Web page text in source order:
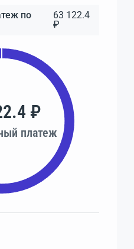
по
63 122.4
₽
₽
платеж